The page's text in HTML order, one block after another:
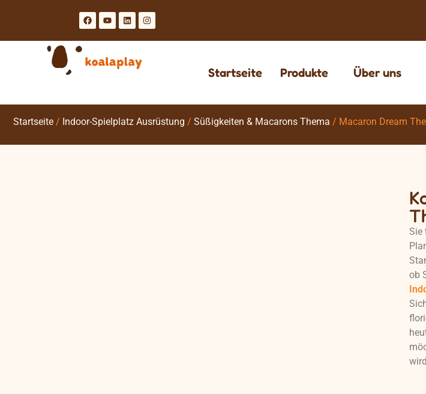
Startseite Produkte Über uns
Startseite / Indoor-Spielplatz Ausrüstung / Süßigkeiten & Macarons Thema / Macaron Dream
Sie
ob